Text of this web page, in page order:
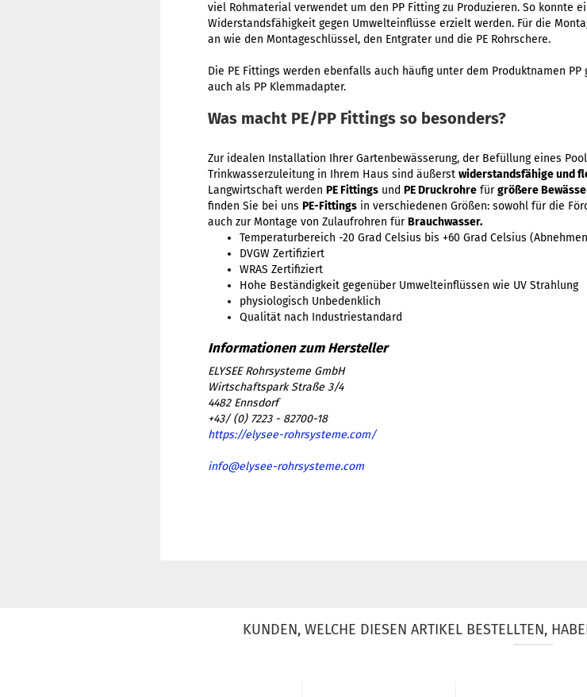
viel Rohmaterial verwendet um den PP Fitting zu Produzieren. So konnte
Widerstandsfähigkeit gegen Umwelteinflüsse erzielt werden. Für die
an wie den Montageschlüssel, den Entgrater und die PE Rohrschere.
Die PE Fittings werden ebenfalls auch häufig unter dem Produktnamen
auch als PP Klemmadapter.
Was macht PE/PP Fittings so besonders?
Zur idealen Installation Ihrer Gartenbewässerung, der Befüllung eines
Trinkwasserzuleitung in Ihrem Haus sind äußerst widerstandsfähige und
Langwirtschaft werden PE Fittings und PE Druckrohre fürgrößere
finden Sie bei uns PE-Fittings in verschiedenen Größen: sowohl für die
auch zur Montage von Zulaufrohren fürBrauchwasser.
Temperaturbereich -20 Grad Celsius bis +60 Grad Celsius
DVGW Zertifiziert
WRAS Zertifiziert
Hohe Beständigkeit gegenüber Umwelteinflüssen wie UV Strahlung
physiologisch Unbedenklich
Qualität nach Industriestandard
ELYSEE Rohrsysteme GmbH
Wirtschaftspark Straße 3/4
4482 Ennsdorf
+43/ (0) 7223 - 82700-18
https://elysee-rohrsysteme.com/
info@elysee-rohrsysteme.com
KUNDEN, WELCHE DIESEN ARTIKEL BESTELLTEN,